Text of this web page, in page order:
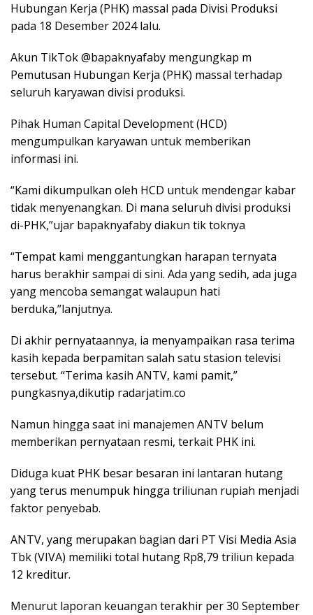
Hubungan Kerja (PHK) massal pada Divisi Produksi
pada 18 Desember 2024 lalu.
Akun TikTok @bapaknyafaby mengungkap m
Pemutusan Hubungan Kerja (PHK) massal terhadap
seluruh karyawan divisi produksi.
Pihak Human Capital Development (HCD)
mengumpulkan karyawan untuk memberikan
informasi ini.
“Kami dikumpulkan oleh HCD untuk mendengar kabar
tidak menyenangkan. Di mana seluruh divisi produksi
di-PHK,”ujar bapaknyafaby diakun tik toknya
“Tempat kami menggantungkan harapan ternyata
harus berakhir sampai di sini. Ada yang sedih, ada juga
yang mencoba semangat walaupun hati
berduka,”lanjutnya.
Di akhir pernyataannya, ia menyampaikan rasa terima
kasih kepada berpamitan salah satu stasion televisi
tersebut. “Terima kasih ANTV, kami pamit,”
pungkasnya,dikutip radarjatim.co
Namun hingga saat ini manajemen ANTV belum
memberikan pernyataan resmi, terkait PHK ini.
Diduga kuat PHK besar besaran ini lantaran hutang
yang terus menumpuk hingga triliunan rupiah menjadi
faktor penyebab.
ANTV, yang merupakan bagian dari PT Visi Media Asia
Tbk (VIVA) memiliki total hutang Rp8,79 triliun kepada
12 kreditur.
Menurut laporan keuangan terakhir per 30 September